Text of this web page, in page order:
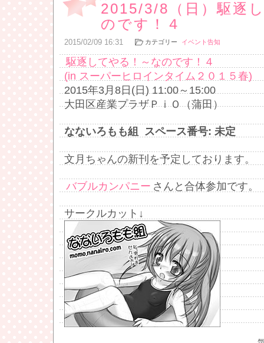
2015/3/8（日）駆逐
のです！４
2015/02/09 16:31 カテゴリー イベント告知
駆逐してやる！～なのです！４
(in スーパーヒロインタイム２０１５春)
2015年3月8日(日) 11:00～15:00
大田区産業プラザＰｉＯ（蒲田）
なないろもも組 スペース番号: 未定
文月ちゃんの新刊を予定しております。
バブルカンパニー さんと合体参加です。
サークルカット↓